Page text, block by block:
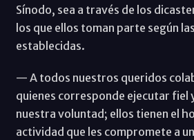
Sínodo, sea a través de los
los que ellos toman parte según
establecidas.
— A todos nuestros queridos
quienes corresponde ejecutar fiel
nuestra voluntad; ellos tienen el
actividad que les compromete a